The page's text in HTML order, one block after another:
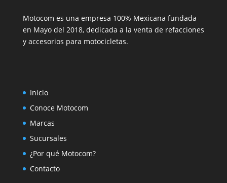
Motocom es una empresa 100% Mexicana fundada
en Mayo del 2018, dedicada a la venta de refacciones
y accesorios para motocicletas.
Inicio
Conoce Motocom
Marcas
Sucursales
¿Por qué Motocom?
Contacto